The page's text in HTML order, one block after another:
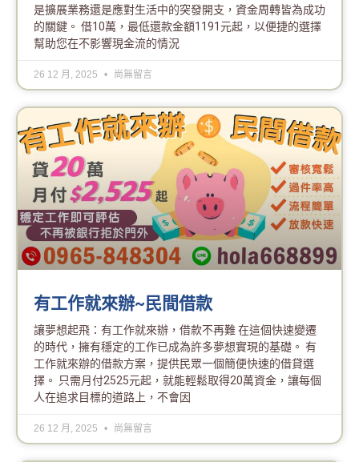
是擴展業務還是應對生活中的突發開支，資金周轉皆為成功
的關鍵。 借10萬，最低還款金額1191元起，以便捷的選擇
幫助您在不影響現金流的情況
26 12 月, 2025 尚無留言
有工作就來辦~民間借款
讓夢想起飛：有工作就來辦，借款不再難 在這個快速變遷
的時代，擁有穩定的工作已成為許多夢想實現的基礎。 有
工作就來辦的借款方案，提供民眾一個簡便快速的借貸選
擇。 只需月付2525元起，就能輕鬆取得20萬資金，讓每個
人在追求目標的道路上，不會因
26 12 月, 2025 尚無留言